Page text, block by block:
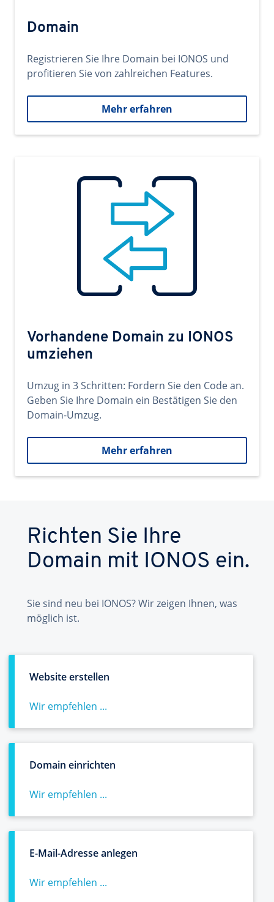
Domain
Registrieren Sie Ihre Domain bei IONOS und
profitieren Sie von zahlreichen Features.
Mehr erfahren
Vorhandene Domain zu IONOS
umziehen
Umzug in 3 Schritten: Fordern Sie den Code an.
Geben Sie Ihre Domain ein Bestätigen Sie den
Domain-Umzug.
Mehr erfahren
Richten Sie Ihre
Domain mit IONOS ein.
Sie sind neu bei IONOS? Wir zeigen Ihnen, was
möglich ist.
Website erstellen
Wir empfehlen ...
Domain einrichten
Wir empfehlen ...
E-Mail-Adresse anlegen
Wir empfehlen ...